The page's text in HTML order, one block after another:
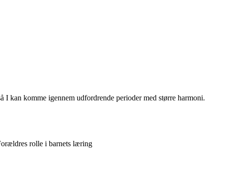
kan komme igennem udfordrende perioder med større harmoni.
rolle i barnets læring